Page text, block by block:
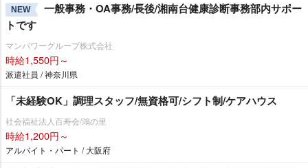
NEW
一般事務・OA事務/長後/湘南台健康診断事務部内サポー
トです
マンパワーグループ株式会社
時給1,550円～
派遣社員 / 神奈川県
「未経験OK」調理スタッフ/無資格可/シフト制/ケアハウス
社会福祉法人百寿会/鴻の里
時給1,200円～
アルバイト・パート / 大阪府